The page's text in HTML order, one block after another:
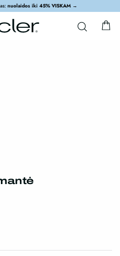
nuolaidos iki 45% VISKAM →